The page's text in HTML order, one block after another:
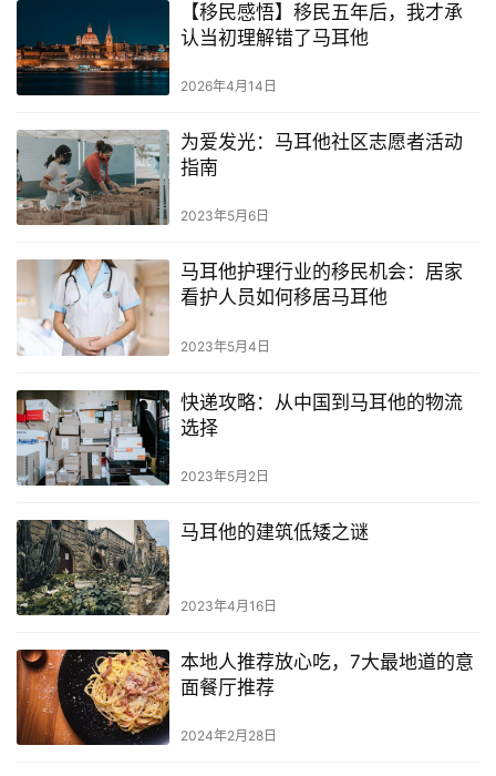
【移民感悟】移民五年后，我才承
认当初理解错了马耳他
2026年4月14日
为爱发光：马耳他社区志愿者活动
指南
2023年5月6日
马耳他护理行业的移民机会：居家
看护人员如何移居马耳他
2023年5月4日
快递攻略：从中国到马耳他的物流
选择
2023年5月2日
马耳他的建筑低矮之谜
2023年4月16日
本地人推荐放心吃，7大最地道的意
面餐厅推荐
2024年2月28日